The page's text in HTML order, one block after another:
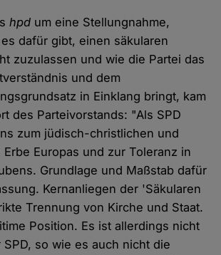
hpd um eine Stellungnahme,
dafür gibt, einen säkularen
zuzulassen und wie die Partei das
und dem
in Einklang bringt, kam
des Parteivorstands: "Als SPD
zum jüdisch-christlichen und
Europas und zur Toleranz in
Grundlage und Maßstab dafür
Kernanliegen der 'Säkularen
Trennung von Kirche und Staat.
Position. Es ist allerdings nicht
so wie es auch nicht die